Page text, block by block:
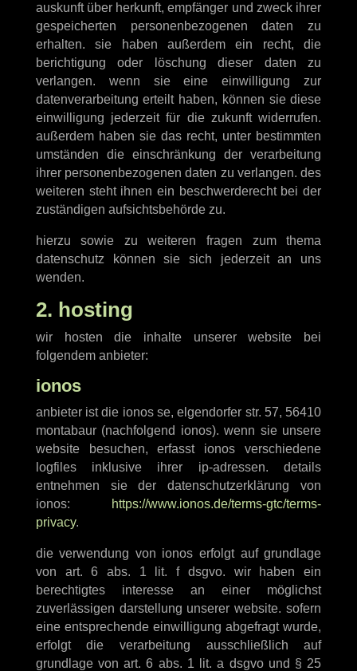
auskunft über herkunft, empfänger und zweck ihrer
gespeicherten personenbezogenen daten zu
erhalten. sie haben außerdem ein recht, die
berichtigung oder löschung dieser daten zu
verlangen. wenn sie eine einwilligung zur
datenverarbeitung erteilt haben, können sie diese
einwilligung jederzeit für die zukunft widerrufen.
außerdem haben sie das recht, unter bestimmten
umständen die einschränkung der verarbeitung
ihrer personenbezogenen daten zu verlangen. des
weiteren steht ihnen ein beschwerderecht bei der
zuständigen aufsichtsbehörde zu.
hierzu sowie zu weiteren fragen zum thema
datenschutz können sie sich jederzeit an uns
wenden.
2. hosting
wir hosten die inhalte unserer website bei
folgendem anbieter:
ionos
anbieter ist die ionos se, elgendorfer str. 57, 56410
montabaur (nachfolgend ionos). wenn sie unsere
website besuchen, erfasst ionos verschiedene
logfiles inklusive ihrer ip-adressen. details
entnehmen sie der datenschutzerklärung von
ionos:
https://www.ionos.de/terms-gtc/terms-
privacy.
die verwendung von ionos erfolgt auf grundlage
von art. 6 abs. 1 lit. f dsgvo. wir haben ein
berechtigtes interesse an einer möglichst
zuverlässigen darstellung unserer website. sofern
eine entsprechende einwilligung abgefragt wurde,
erfolgt die verarbeitung ausschließlich auf
grundlage von art. 6 abs. 1 lit. a dsgvo und § 25